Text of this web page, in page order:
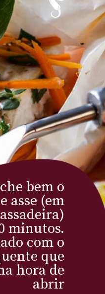
bem o
asse (em
minutos.
com o
que
hora de
abrir